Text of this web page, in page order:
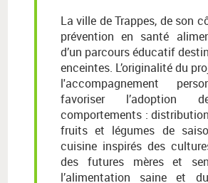
La ville de Trappes, de son
prévention en santé
d’un parcours éducatif
enceintes. L’originalité du
l'accompagnement
favoriser l’adoption
comportements :
fruits et légumes de
cuisine inspirés des
des futures mères et
l’alimentation saine et